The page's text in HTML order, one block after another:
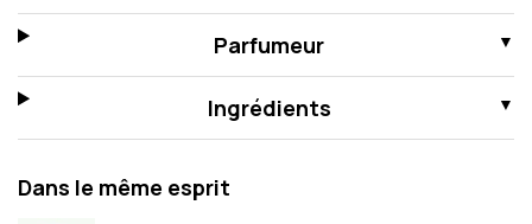
Parfumeur
Ingrédients
Dans le même esprit